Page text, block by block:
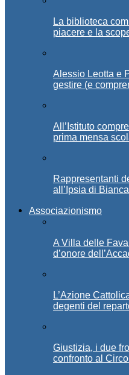
La biblioteca
piacere e la
Alessio Leotta e
gestire (e
All’Istituto
prima mensa
Rappresentanti
all’Ipsia di
Associazionismo
A Villa delle
d’onore
L’Azione
degenti del
Giustizia, i due
confronto al